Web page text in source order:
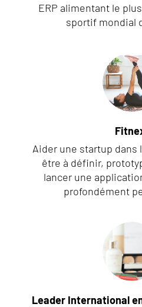
ERP alimentant le
sportif mondial
Aider une startup dans
être à définir,
lancer une
profondément
Leader International